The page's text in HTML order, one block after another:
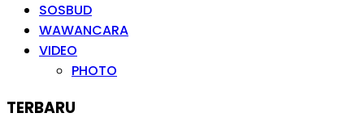
SOSBUD
WAWANCARA
VIDEO
PHOTO
TERBARU